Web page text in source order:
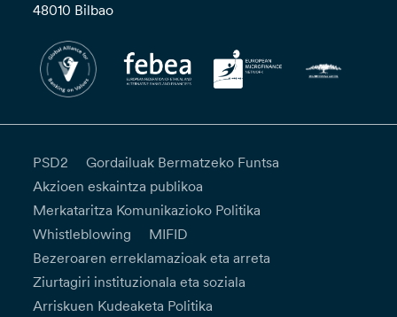
48010 Bilbao
PSD2
Gordailuak Bermatzeko Funtsa
Akzioen eskaintza publikoa
Merkataritza Komunikazioko Politika
Whistleblowing
MIFID
Bezeroaren erreklamazioak eta arreta
Ziurtagiri instituzionala eta soziala
Arriskuen Kudeaketa Politika